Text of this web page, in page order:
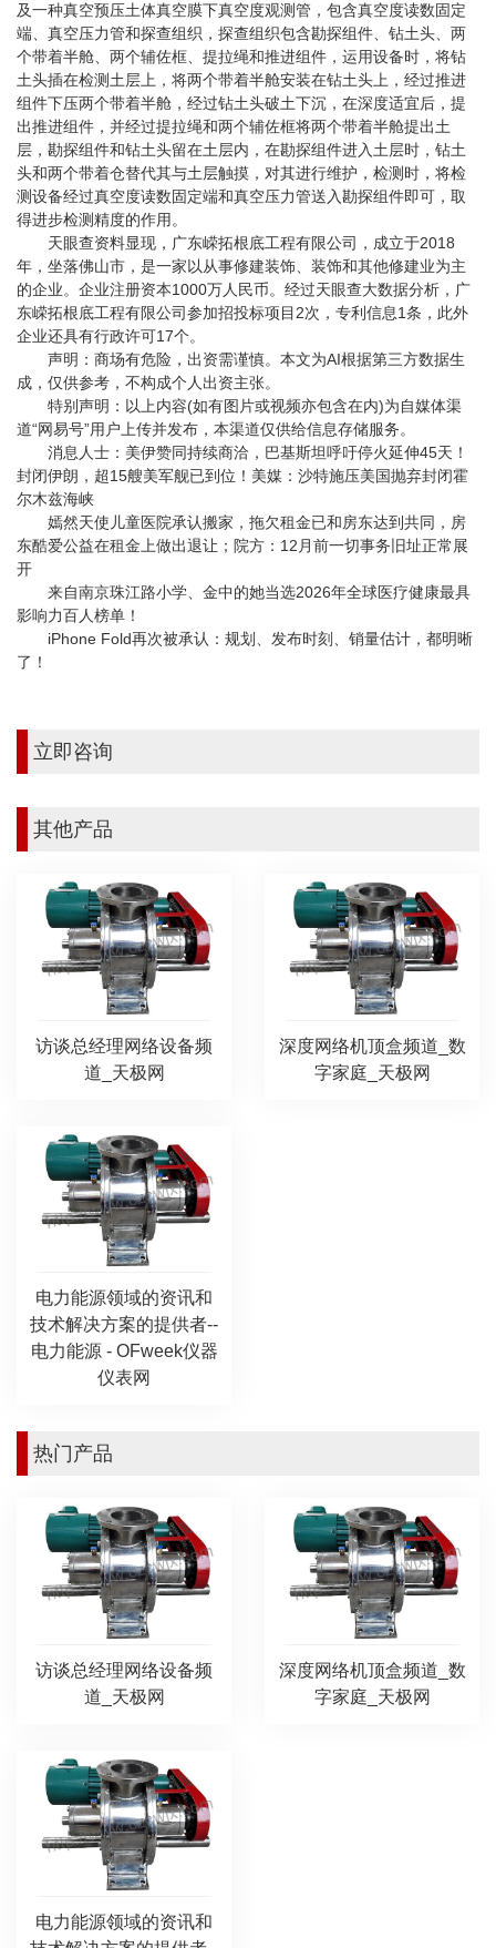
及一种真空预压土体真空膜下真空度观测管，包含真空度读数固定
端、真空压力管和探查组织，探查组织包含勘探组件、钻土头、两
个带着半舱、两个辅佐框、提拉绳和推进组件，运用设备时，将钻
土头插在检测土层上，将两个带着半舱安装在钻土头上，经过推进
组件下压两个带着半舱，经过钻土头破土下沉，在深度适宜后，提
出推进组件，并经过提拉绳和两个辅佐框将两个带着半舱提出土
层，勘探组件和钻土头留在土层内，在勘探组件进入土层时，钻土
头和两个带着仓替代其与土层触摸，对其进行维护，检测时，将检
测设备经过真空度读数固定端和真空压力管送入勘探组件即可，取
得进步检测精度的作用。
天眼查资料显现，广东嵘拓根底工程有限公司，成立于2018
年，坐落佛山市，是一家以从事修建装饰、装饰和其他修建业为主
的企业。企业注册资本1000万人民币。经过天眼查大数据分析，广
东嵘拓根底工程有限公司参加招投标项目2次，专利信息1条，此外
企业还具有行政许可17个。
声明：商场有危险，出资需谨慎。本文为AI根据第三方数据生
成，仅供参考，不构成个人出资主张。
特别声明：以上内容(如有图片或视频亦包含在内)为自媒体渠
道“网易号”用户上传并发布，本渠道仅供给信息存储服务。
消息人士：美伊赞同持续商洽，巴基斯坦呼吁停火延伸45天！
封闭伊朗，超15艘美军舰已到位！美媒：沙特施压美国抛弃封闭霍
尔木兹海峡
嫣然天使儿童医院承认搬家，拖欠租金已和房东达到共同，房
东酷爱公益在租金上做出退让；院方：12月前一切事务旧址正常展
开
来自南京珠江路小学、金中的她当选2026年全球医疗健康最具
影响力百人榜单！
iPhone Fold再次被承认：规划、发布时刻、销量估计，都明晰
了！
立即咨询
其他产品
访谈总经理网络设备频
道_天极网
深度网络机顶盒频道_数
字家庭_天极网
电力能源领域的资讯和
技术解决方案的提供者--
电力能源 - OFweek仪器
仪表网
热门产品
访谈总经理网络设备频
道_天极网
深度网络机顶盒频道_数
字家庭_天极网
电力能源领域的资讯和